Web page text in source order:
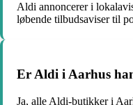
Aldi annoncerer i
løbende tilbudsaviser til
Er Aldi i Aarhus
Ja, alle Aldi-butikker i